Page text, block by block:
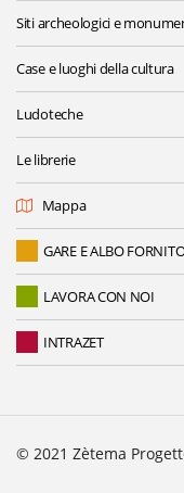
Siti archeologici e
Case e luoghi della cultura
Ludoteche
Le librerie
Mappa
GARE E ALBO
LAVORA CON NOI
INTRAZET
© 2021 Zètema